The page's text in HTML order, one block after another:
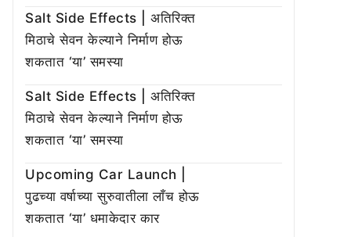
Salt Side Effects | अतिरिक्त
मिठाचे सेवन केल्याने निर्माण होऊ
शकतात ‘या’ समस्या
Salt Side Effects | अतिरिक्त
मिठाचे सेवन केल्याने निर्माण होऊ
शकतात ‘या’ समस्या
Upcoming Car Launch |
पुढच्या वर्षाच्या सुरुवातीला लाँच होऊ
शकतात ‘या’ धमाकेदार कार